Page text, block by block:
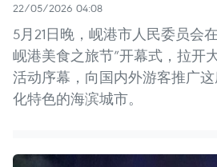
22/05/2026 04:08
5月21日晚，岘港市人民委员会
岘港美食之旅节”开幕式，拉开
活动序幕，向国内外游客推广
化特色的海滨城市。